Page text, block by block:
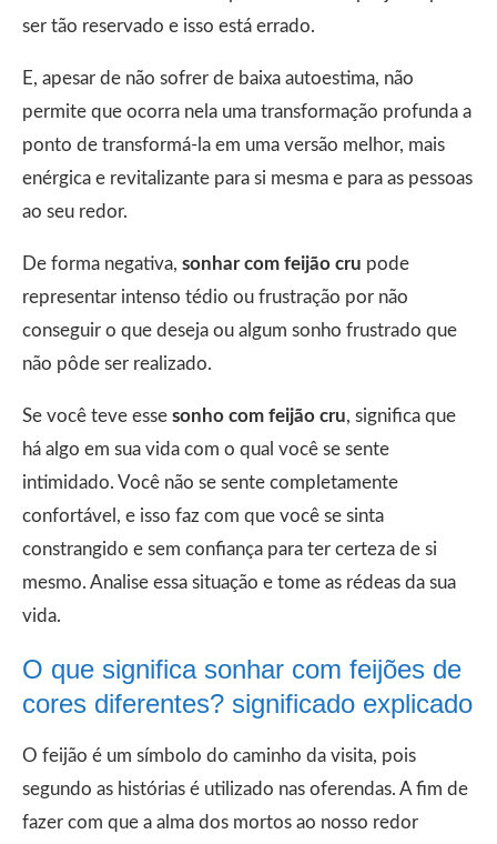
ser tão reservado e isso está errado.
E, apesar de não sofrer de baixa autoestima, não
permite que ocorra nela uma transformação profunda a
ponto de transformá-la em uma versão melhor, mais
enérgica e revitalizante para si mesma e para as pessoas
ao seu redor.
De forma negativa, sonhar com feijão cru pode
representar intenso tédio ou frustração por não
conseguir o que deseja ou algum sonho frustrado que
não pôde ser realizado.
Se você teve esse sonho com feijão cru, significa que
há algo em sua vida com o qual você se sente
intimidado. Você não se sente completamente
confortável, e isso faz com que você se sinta
constrangido e sem confiança para ter certeza de si
mesmo. Analise essa situação e tome as rédeas da sua
vida.
O que significa sonhar com feijões de
cores diferentes? significado explicado
O feijão é um símbolo do caminho da visita, pois
segundo as histórias é utilizado nas oferendas. A fim de
fazer com que a alma dos mortos ao nosso redor